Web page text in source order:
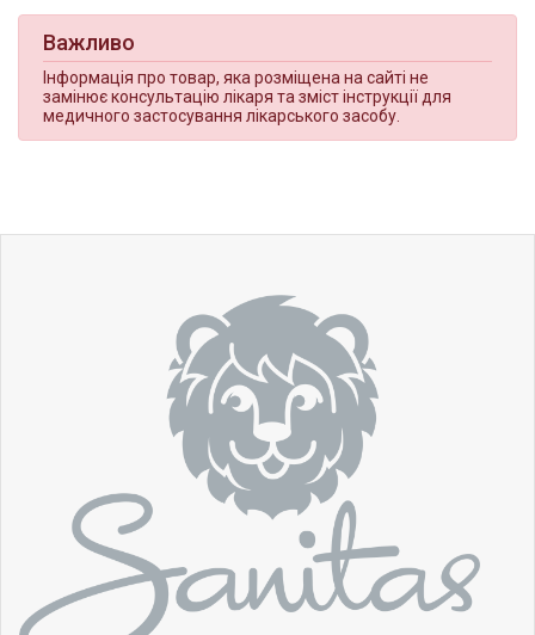
Важливо
Інформація про товар, яка розміщена на сайті не
замінює консультацію лікаря та зміст інструкції для
медичного застосування лікарського засобу.